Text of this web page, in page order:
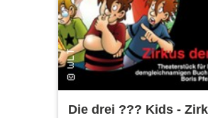
Die drei ??? Kids -